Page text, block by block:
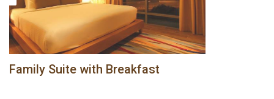
Family Suite with Breakfast